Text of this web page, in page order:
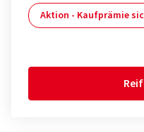
Aktion - Kaufprämie